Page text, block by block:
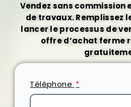
Vendez sans commission
de travaux. Remplissez
lancer le processus de
offre d’achat ferme
Téléphone